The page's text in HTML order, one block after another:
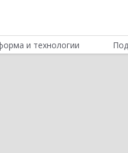
и технологии